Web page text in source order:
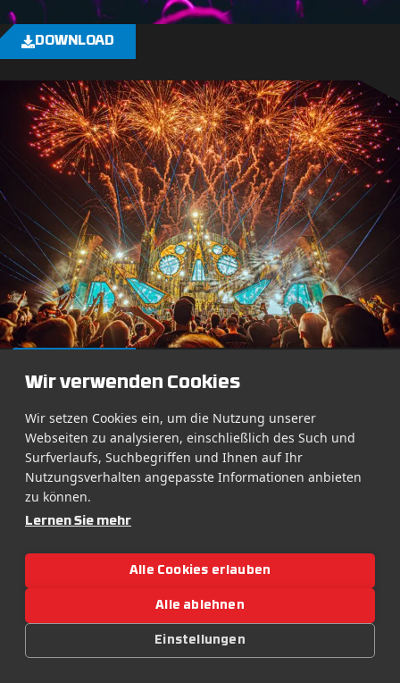
DOWNLOAD
Wir verwenden Cookies
Wir setzen Cookies ein, um die Nutzung unserer
Webseiten zu analysieren, einschließlich des Such und
Surfverlaufs, Suchbegriffen und Ihnen auf Ihr
Nutzungsverhalten angepasste Informationen anbieten
zu können.
Lernen Sie mehr
Alle Cookies erlauben
Alle ablehnen
Einstellungen